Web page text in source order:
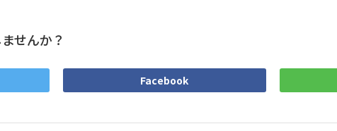
せんか？
Facebook